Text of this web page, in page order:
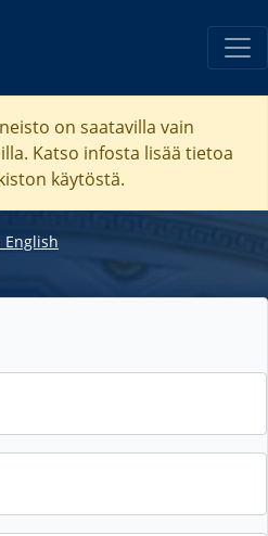
on saatavilla vain
Katso infosta lisää tietoa
käytöstä.
English